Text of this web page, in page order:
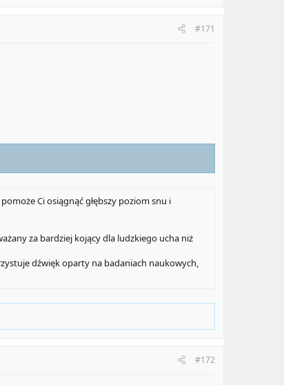
#171
Ci osiągnąć głębszy poziom snu i
za bardziej kojący dla ludzkiego ucha niż
dźwięk oparty na badaniach naukowych,
#172